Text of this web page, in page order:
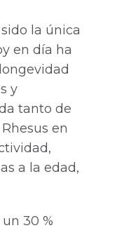
sido la única
en día ha
y
tanto de
en
a la edad,
30 %